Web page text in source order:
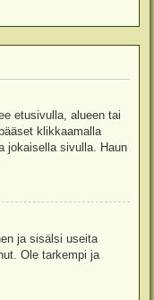
etusivulla, alueen tai
klikkaamalla
jokaisella sivulla. Haun
ja sisälsi useita
Ole tarkempi ja